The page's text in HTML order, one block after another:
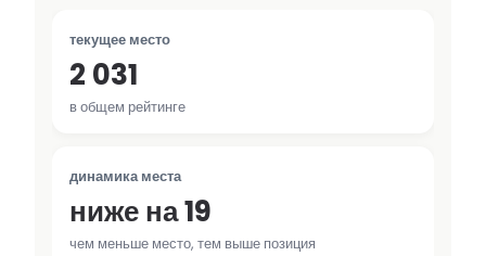
текущее место
2 031
в общем рейтинге
динамика места
ниже на 19
чем меньше место, тем выше позиция